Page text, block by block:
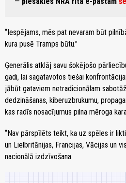
“Iespējams, mēs pat nevaram būt
kura pusē Tramps būtu.”
Ģenerālis atklāj savu šokējošo
gadi, lai sagatavotos tiešai
jābūt gataviem netradicionālam
dedzināšanas, kiberuzbrukumu,
kas radīs nosacījumus pilna mēroga
“Nav pārspīlēts teikt, ka uz spēles ir
un Lielbritānijas, Francijas, Vācijas un
nacionālā izdzīvošana.